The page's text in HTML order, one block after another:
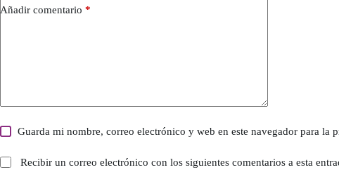
Añadir comentario *
Guarda mi nombre, correo electrónico y web en este navegador para la
Recibir un correo electrónico con los siguientes comentarios a esta